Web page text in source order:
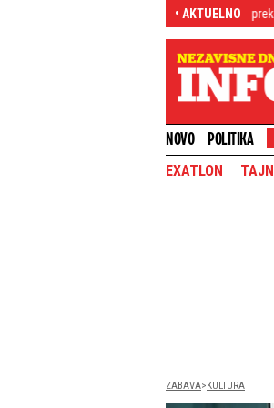
• AKTUELNO
pod Ostrogom bolest nestala preko noći!
NOVO POLITIKA
EXATLON
ZABAVA KULTURA